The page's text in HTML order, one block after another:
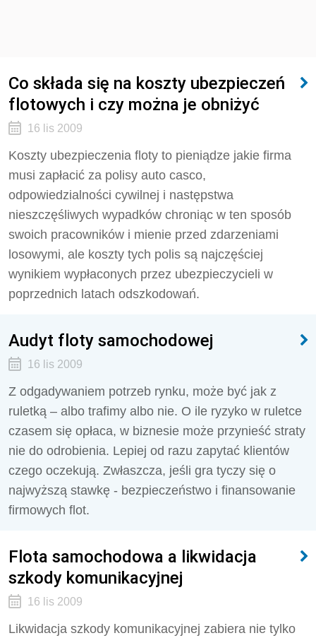
Co składa się na koszty ubezpieczeń
flotowych i czy można je obniżyć
16 lis 2009
Koszty ubezpieczenia floty to pieniądze jakie firma
musi zapłacić za polisy auto casco,
odpowiedzialności cywilnej i następstwa
nieszczęśliwych wypadków chroniąc w ten sposób
swoich pracowników i mienie przed zdarzeniami
losowymi, ale koszty tych polis są najczęściej
wynikiem wypłaconych przez ubezpieczycieli w
poprzednich latach odszkodowań.
Audyt floty samochodowej
16 lis 2009
Z odgadywaniem potrzeb rynku, może być jak z
ruletką – albo trafimy albo nie. O ile ryzyko w ruletce
czasem się opłaca, w biznesie może przynieść straty
nie do odrobienia. Lepiej od razu zapytać klientów
czego oczekują. Zwłaszcza, jeśli gra tyczy się o
najwyższą stawkę - bezpieczeństwo i finansowanie
firmowych flot.
Flota samochodowa a likwidacja
szkody komunikacyjnej
16 lis 2009
Likwidacja szkody komunikacyjnej zabiera nie tylko